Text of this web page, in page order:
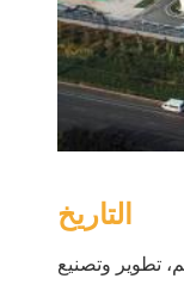
التاريخ
تطوير وتصنيع